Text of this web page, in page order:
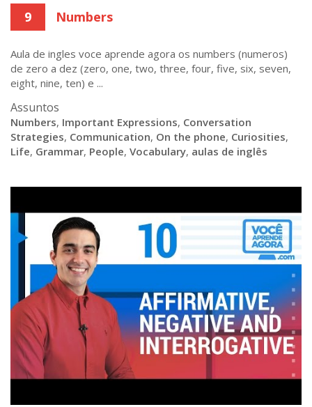
9 Numbers
Aula de ingles voce aprende agora os numbers (numeros)
de zero a dez (zero, one, two, three, four, five, six, seven,
eight, nine, ten) e ...
Assuntos
Numbers, Important Expressions, Conversation
Strategies, Communication, On the phone, Curiosities,
Life, Grammar, People, Vocabulary, aulas de inglês